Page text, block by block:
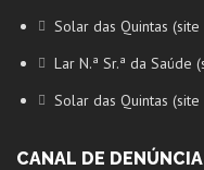
Solar das Quintas
Lar N.ª Sr.ª da Saúde
Solar das Quintas
CANAL DE DENÚNCIA